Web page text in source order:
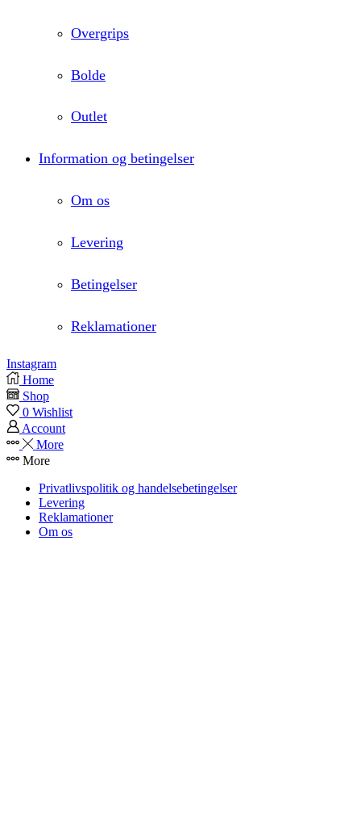
Overgrips
Bolde
Outlet
Information og betingelser
Om os
Levering
Betingelser
Reklamationer
Instagram
Home
Shop
0 Wishlist
Account
More
More
Privatlivspolitik og handelsebetingelser
Levering
Reklamationer
Om os